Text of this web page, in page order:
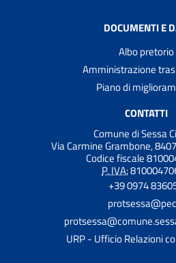
DOCUMENTI E
Albo pretorio
Amministrazione
Piano di
CONTATTI
Comune di Sessa
Via Carmine Grambone,
Codice fiscale
P. IVA:
+39 0974
URP - Ufficio Relazioni